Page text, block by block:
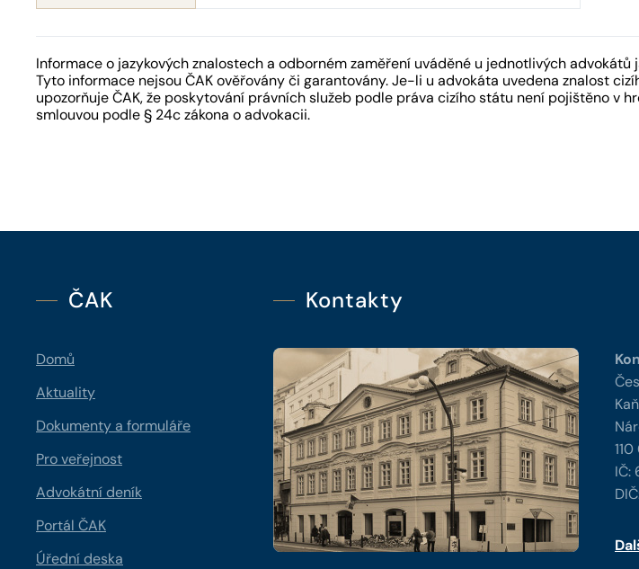
Informace o jazykových znalostech a odborném zaměření uváděné u jednotlivých
Tyto informace nejsou ČAK ověřovány či garantovány. Je-li u advokáta uvedena znalost
upozorňuje ČAK, že poskytování právních služeb podle práva cizího státu není pojištěno
smlouvou podle § 24c zákona o advokacii.
ČAK
Domů
Aktuality
Dokumenty a formuláře
Pro veřejnost
Advokátní deník
Portál ČAK
Úřední deska
Kontakty
IČ: